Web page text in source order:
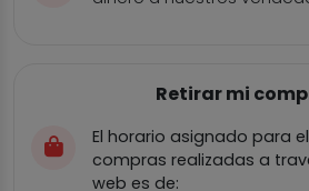
Retirar mi
El horario asignado para
compras realizadas a
web es de: